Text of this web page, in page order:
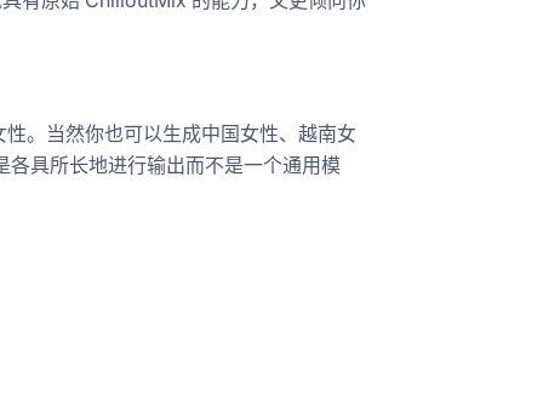
。当然你也可以生成中国女性、越南女
具所长地进行输出而不是一个通用模